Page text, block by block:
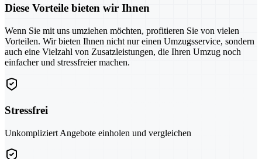
Diese Vorteile bieten wir Ihnen
Wenn Sie mit uns umziehen möchten, profitieren Sie von vielen
Vorteilen. Wir bieten Ihnen nicht nur einen Umzugsservice, sondern
auch eine Vielzahl von Zusatzleistungen, die Ihren Umzug noch
einfacher und stressfreier machen.
Stressfrei
Unkompliziert Angebote einholen und vergleichen